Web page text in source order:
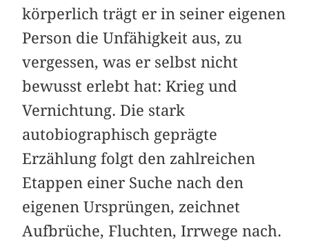
körperlich trägt er in seiner eigenen
Person die Unfähigkeit aus, zu
vergessen, was er selbst nicht
bewusst erlebt hat: Krieg und
Vernichtung. Die stark
autobiographisch geprägte
Erzählung folgt den zahlreichen
Etappen einer Suche nach den
eigenen Ursprüngen, zeichnet
Aufbrüche, Fluchten, Irrwege nach.